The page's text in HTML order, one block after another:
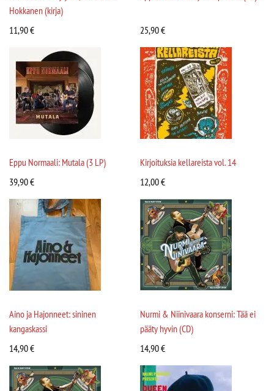
Hokkanen (kirja)
11,90€ 25,90€
Eppu Normaali: Mutala (3 LP)
39,90€
Kirjoituksia kellareista vol. 14
12,00€
Aino ja Hajonneet: sininen
kangaskassi
14,90€
Nurmi & Niinivaara konserni: Tää ei
pääty hyvin (CD)
14,90€